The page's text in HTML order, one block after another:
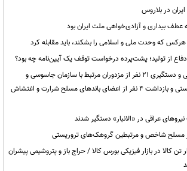
در بلاروس
بیداری و آزادی‌خواهی ملت ایران بود
هرکس که وحدت ملی و اسلامی را بشکند، باید مقابله کرد
از تولید؛ پشت‌پرده درخواست توقف یک آیین‌نامه چه بود؟
وزارت اطلاعات: شناسایی و دستگیری ۲۱ نفر از مزدوران مرتبط با سازمان جاسوسی و
تروریستی رژیم صهیونیستی و بازداشت ۴ نفر از اعضای باندهای مسلح شرارت و اغتشاش
عراقی در «الانبار» دستگیر شدند
بیش از ۴۱۳ هزار تن کالا در بازار فیزیکی بورس کالا / حراج باز و پتروشیمی پیشران